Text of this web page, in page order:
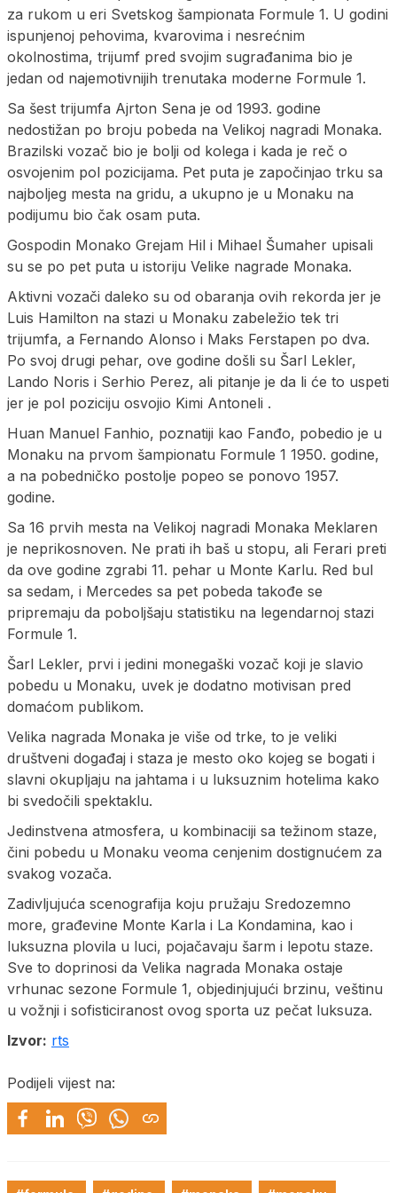
za rukom u eri Svetskog šampionata Formule 1. U godini
ispunjenoj pehovima, kvarovima i nesrećnim
okolnostima, trijumf pred svojim sugrađanima bio je
jedan od najemotivnijih trenutaka moderne Formule 1.
Sa šest trijumfa Ajrton Sena je od 1993. godine
nedostižan po broju pobeda na Velikoj nagradi Monaka.
Brazilski vozač bio je bolji od kolega i kada je reč o
osvojenim pol pozicijama. Pet puta je započinjao trku sa
najboljeg mesta na gridu, a ukupno je u Monaku na
podijumu bio čak osam puta.
Gospodin Monako Grejam Hil i Mihael Šumaher upisali
su se po pet puta u istoriju Velike nagrade Monaka.
Aktivni vozači daleko su od obaranja ovih rekorda jer je
Luis Hamilton na stazi u Monaku zabeležio tek tri
trijumfa, a Fernando Alonso i Maks Ferstapen po dva.
Po svoj drugi pehar, ove godine došli su Šarl Lekler,
Lando Noris i Serhio Perez, ali pitanje je da li će to uspeti
jer je pol poziciju osvojio Kimi Antoneli .
Huan Manuel Fanhio, poznatiji kao Fanđo, pobedio je u
Monaku na prvom šampionatu Formule 1 1950. godine,
a na pobedničko postolje popeo se ponovo 1957.
godine.
Sa 16 prvih mesta na Velikoj nagradi Monaka Meklaren
je neprikosnoven. Ne prati ih baš u stopu, ali Ferari preti
da ove godine zgrabi 11. pehar u Monte Karlu. Red bul
sa sedam, i Mercedes sa pet pobeda takođe se
pripremaju da poboljšaju statistiku na legendarnoj stazi
Formule 1.
Šarl Lekler, prvi i jedini monegaški vozač koji je slavio
pobedu u Monaku, uvek je dodatno motivisan pred
domaćom publikom.
Velika nagrada Monaka je više od trke, to je veliki
društveni događaj i staza je mesto oko kojeg se bogati i
slavni okupljaju na jahtama i u luksuznim hotelima kako
bi svedočili spektaklu.
Jedinstvena atmosfera, u kombinaciji sa težinom staze,
čini pobedu u Monaku veoma cenjenim dostignućem za
svakog vozača.
Zadivljujuća scenografija koju pružaju Sredozemno
more, građevine Monte Karla i La Kondamina, kao i
luksuzna plovila u luci, pojačavaju šarm i lepotu staze.
Sve to doprinosi da Velika nagrada Monaka ostaje
vrhunac sezone Formule 1, objedinjujući brzinu, veštinu
u vožnji i sofisticiranost ovog sporta uz pečat luksuza.
Izvor: rts
Podijeli vijest na: